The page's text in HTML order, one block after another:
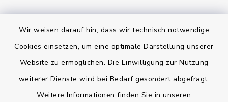
Wir weisen darauf hin, dass wir technisch notwendige
Cookies einsetzen, um eine optimale Darstellung unserer
Website zu ermöglichen. Die Einwilligung zur Nutzung
weiterer Dienste wird bei Bedarf gesondert abgefragt.
Weitere Informationen finden Sie in unseren
Kontakt
Barrierefreiheit